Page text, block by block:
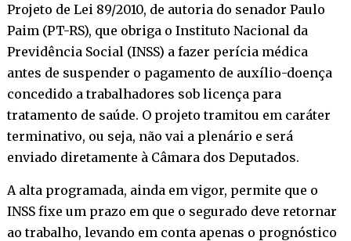
Projeto de Lei 89/2010, de autoria do senador Paulo
Paim (PT-RS), que obriga o Instituto Nacional da
Previdência Social (INSS) a fazer perícia médica
antes de suspender o pagamento de auxílio-doença
concedido a trabalhadores sob licença para
tratamento de saúde. O projeto tramitou em caráter
terminativo, ou seja, não vai a plenário e será
enviado diretamente à Câmara dos Deputados.
A alta programada, ainda em vigor, permite que o
INSS fixe um prazo em que o segurado deve retornar
ao trabalho, levando em conta apenas o prognóstico